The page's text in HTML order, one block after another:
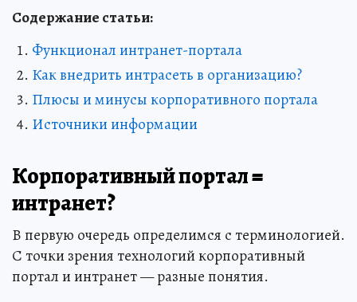
Содержание статьи:
Функционал интранет-портала
Как внедрить интрасеть в организацию?
Плюсы и минусы корпоративного портала
Источники информации
Корпоративный портал =
интранет?
В первую очередь определимся с терминологией.
С точки зрения технологий корпоративный
портал и интранет — разные понятия.